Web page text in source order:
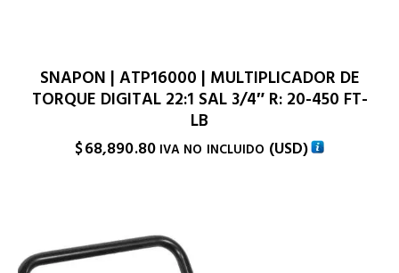
SNAPON | ATP16000 | MULTIPLICADOR DE
TORQUE DIGITAL 22:1 SAL 3/4″ R: 20-450 FT-
LB
$68,890.80 IVA NO INCLUIDO (USD)